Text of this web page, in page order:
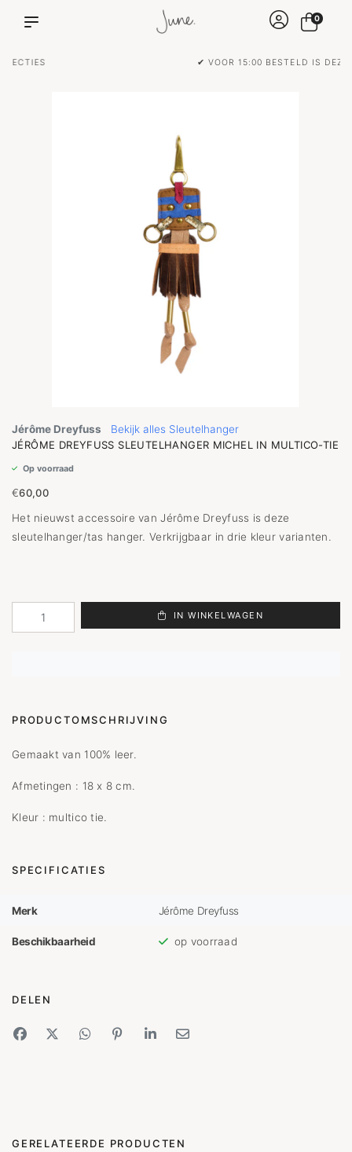
✔ VOOR 15:00 BESTELD IS DEZELFDE DAG VERZONDEN!
0
Jérôme Dreyfuss
Bekijk alles Sleutelhanger
JÉRÔME DREYFUSS SLEUTELHANGER MICHEL IN MULTICO-TIE
Op voorraad
€60,00
Het nieuwst accessoire van Jérôme Dreyfuss is deze
sleutelhanger/tas hanger. Verkrijgbaar in drie kleur varianten.
IN WINKELWAGEN
PRODUCTOMSCHRIJVING
Gemaakt van 100% leer.
Afmetingen : 18 x 8 cm.
Kleur : multico tie.
SPECIFICATIES
Merk Jérôme Dreyfuss
Beschikbaarheid op voorraad
DELEN
GERELATEERDE PRODUCTEN